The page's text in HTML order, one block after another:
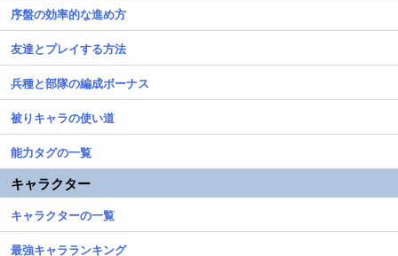
序盤の効率的な進め方
友達とプレイする方法
兵種と部隊の編成ボーナス
被りキャラの使い道
能力タグの一覧
キャラクター
キャラクターの一覧
最強キャラランキング